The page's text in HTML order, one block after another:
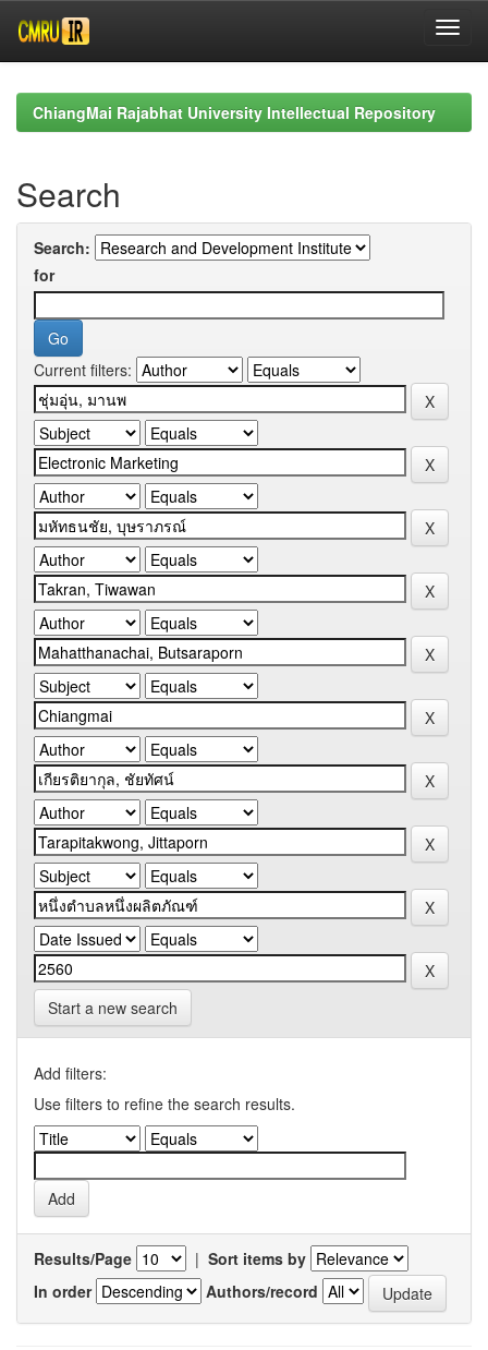
navigationChiangMai Rajabhat University Intellectual Repository
Search
Search:
for
Current filters:
Start a new search
Add filters:
Use filters to refine the search results.
Results/Page | Sort items by
In order
Authors/record